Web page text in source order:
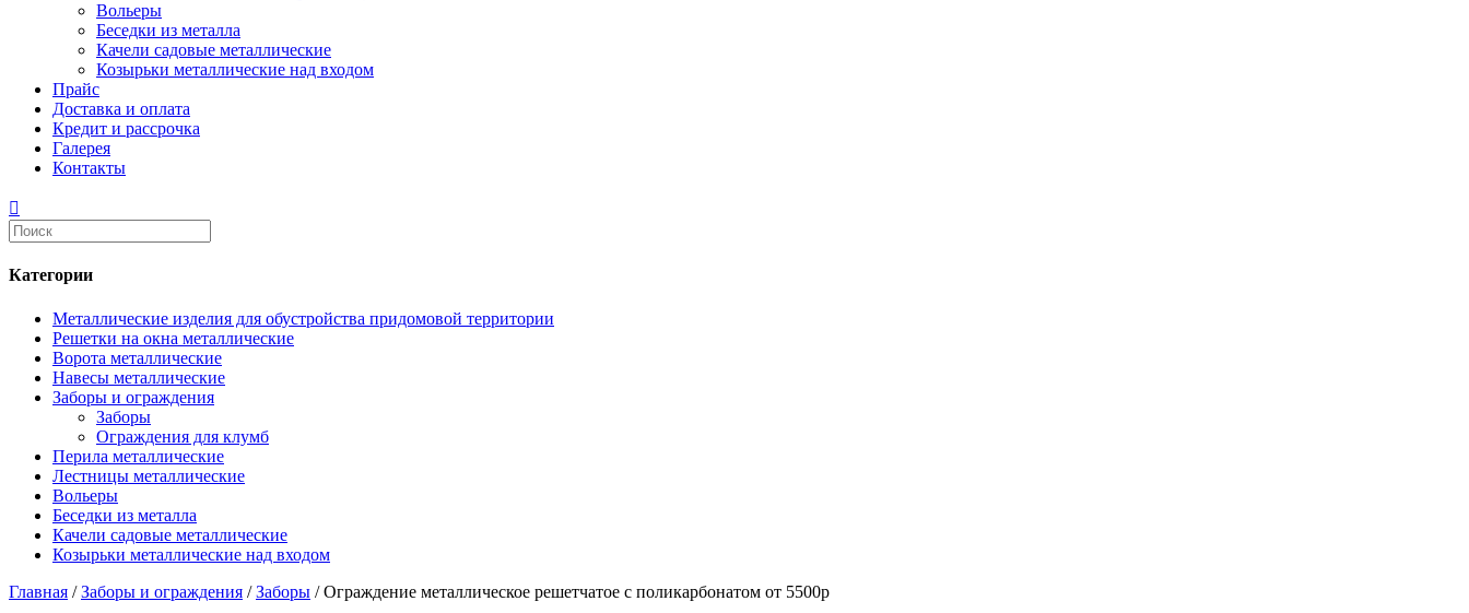
Вольеры
Беседки из металла
Качели садовые металлические
Козырьки металлические над входом
Прайс
Доставка и оплата
Кредит и рассрочка
Галерея
Контакты
Категории
Металлические изделия для обустройства придомовой территории
Решетки на окна металлические
Ворота металлические
Навесы металлические
Заборы и ограждения
Заборы
Ограждения для клумб
Перила металлические
Лестницы металлические
Вольеры
Беседки из металла
Качели садовые металлические
Козырьки металлические над входом
Главная /Заборы и ограждения /Заборы / Ограждение металлическое решетчатое с поликарбонатом от 5500р